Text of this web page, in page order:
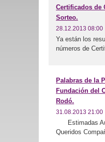
Certificados de
Sorteo.
28.12.2013 08:00
Ya están los
números de
Palabras de la
Fundación del
Rodó.
31.08.2013 21:00
Estimadas
Queridos